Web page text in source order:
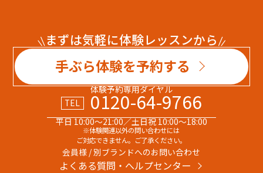
まずは気軽に体験レッスンから
手ぶら体験を予約する
体験予約専用ダイヤル
TEL
0120-64-9766
平日 10:00～21:00／土日祝 10:00～18:00
※体験関連以外の問い合わせには
ご対応できません。ご了承ください。
会員様 / 別ブランドへのお問い合わせ
よくある質問・へルプセンター